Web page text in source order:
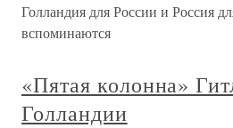
Голландия для России и Россия
вспоминаются
«Пятая колонна»
Голландии